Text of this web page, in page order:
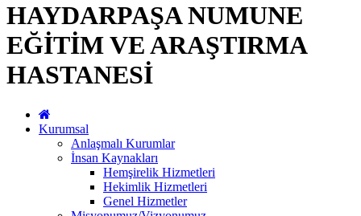
HAYDARPAŞA NUMUNE
EĞİTİM VE ARAŞTIRMA
HASTANESİ
Kurumsal
Anlaşmalı Kurumlar
İnsan Kaynakları
Hemşirelik Hizmetleri
Hekimlik Hizmetleri
Genel Hizmetler